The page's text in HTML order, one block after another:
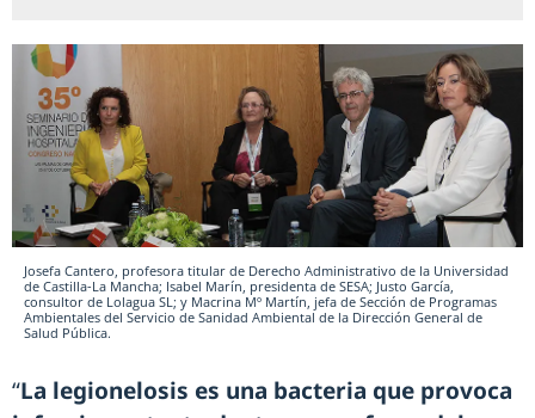
Josefa Cantero, profesora titular de Derecho Administrativo de la Universidad
de Castilla-La Mancha; Isabel Marín, presidenta de SESA; Justo García,
consultor de Lolagua SL; y Macrina Mº Martín, jefa de Sección de Programas
Ambientales del Servicio de Sanidad Ambiental de la Dirección General de
Salud Pública.
“La legionelosis es una bacteria que provoca